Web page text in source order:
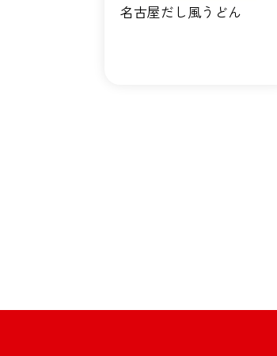
名古屋だし風うどん